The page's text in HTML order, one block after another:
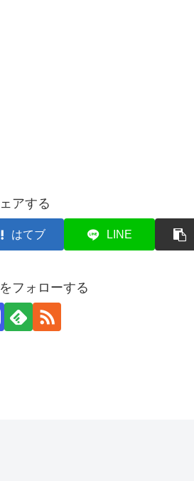
アする
はてブ LINE
フォローする